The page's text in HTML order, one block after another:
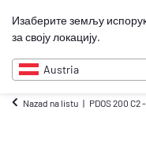
Изаберите земљу
за своју локацију.
Austria
Nazad na listu PDOS 200 C2